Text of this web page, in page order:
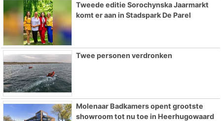
Tweede editie Sorochynska Jaarmarkt
komt er aan in Stadspark De Parel
Twee personen verdronken
Molenaar Badkamers opent grootste
showroom tot nu toe in Heerhugowaard